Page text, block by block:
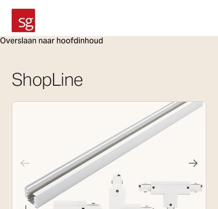
Overslaan naar hoofdinhoud
SG Armaturen
ShopLine